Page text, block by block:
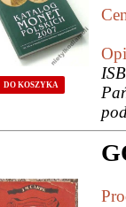
DO KOSZYKA